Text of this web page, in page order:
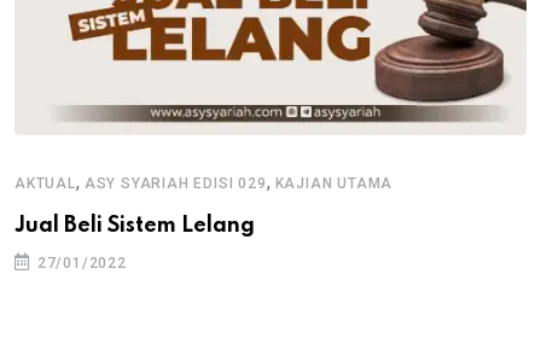
AKTUAL , ASY SYARIAH EDISI 029, KAJIAN UTAMA
Jual Beli Sistem Lelang
27/01/2022